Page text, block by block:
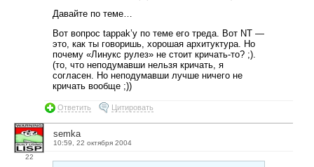
Давайте по теме…
Вот вопрос tappak’у по теме его треда. Вот NT —
это, как ты говоришь, хорошая архитуктура. Но
почему «Линукс рулез» не стоит кричать-то? ;).
(то, что неподумавши нельзя кричать, я
согласен. Но неподумавши лучше ничего не
кричать вообще ;))
Ответить Цитировать
22
semka
10:59, 22 октября 2004